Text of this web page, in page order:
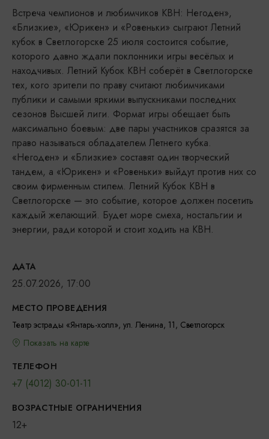
Встреча чемпионов и любимчиков КВН: Негоден»,
«Близкие», «Юрикен» и «Ровеньки» сыграют Летний
кубок в Светлогорске 25 июля состоится событие,
которого давно ждали поклонники игры весёлых и
находчивых. Летний Кубок КВН соберёт в Светлогорске
тех, кого зрители по праву считают любимчиками
публики и самыми яркими выпускниками последних
сезонов Высшей лиги. Формат игры обещает быть
максимально боевым: две пары участников сразятся за
право называться обладателем Летнего кубка.
«Негоден» и «Близкие» составят один творческий
тандем, а «Юрикен» и «Ровеньки» выйдут против них со
своим фирменным стилем. Летний Кубок КВН в
Светлогорске — это событие, которое должен посетить
каждый желающий. Будет море смеха, ностальгии и
энергии, ради которой и стоит ходить на КВН.
ДАТА
25.07.2026, 17:00
МЕСТО ПРОВЕДЕНИЯ
Театр эстрады «Янтарь-холл», ул. Ленина, 11, Светлогорск
Показать на карте
ТЕЛЕФОН
+7 (4012) 30-01-11
ВОЗРАСТНЫЕ ОГРАНИЧЕНИЯ
12+